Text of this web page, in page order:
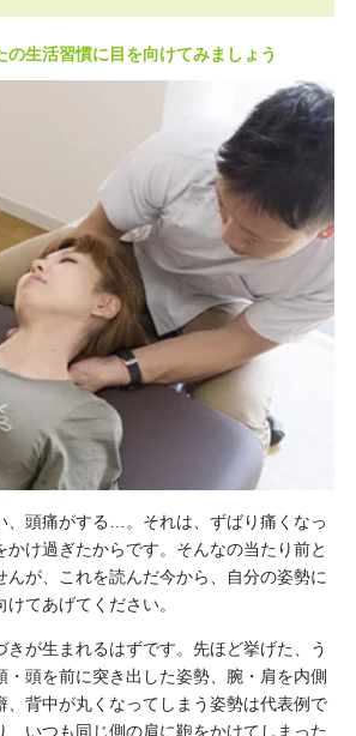
の生活習慣に目を向けてみましょう
頭痛がする…。それは、ずばり痛くなっ
かけ過ぎたからです。そんなの当たり前と
んが、これを読んだ今から、自分の姿勢に
てあげてください。
が生まれるはずです。先ほど挙げた、う
・頭を前に突き出した姿勢、腕・肩を内側
、背中が丸くなってしまう姿勢は代表例で
、いつも同じ側の肩に鞄をかけてしまった